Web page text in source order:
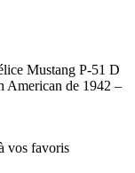
Mustang P-51 D
American de 1942 –